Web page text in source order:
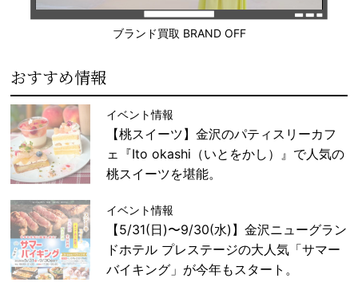
ブランド買取 BRAND OFF
おすすめ情報
イベント情報
【桃スイーツ】金沢のパティスリーカフ
ェ『Ito okashi（いとをかし）』で人気の
桃スイーツを堪能。
イベント情報
【5/31(日)〜9/30(水)】金沢ニューグラン
ドホテル プレステージの大人気「サマー
バイキング」が今年もスタート。